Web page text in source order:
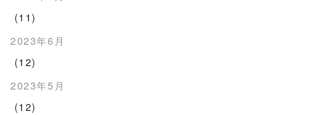
(11)
2023年6月
(12)
2023年5月
(12)